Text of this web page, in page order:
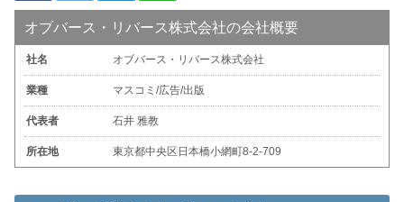
オブバース・リバース株式会社の会社概要
社名 オブバース・リバース株式会社
業種 マスコミ/広告/出版
代表者 石井 雅教
所在地 東京都中央区日本橋小網町8-2-709